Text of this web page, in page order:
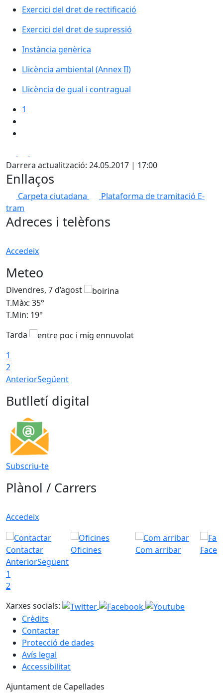
Exercici del dret de rectificació
Exercici del dret de supressió
Instància genèrica
Llicència ambiental (Annex II)
Llicència de gual i contragual
1
Darrera actualització: 24.05.2017 | 17:00
Enllaços
Carpeta ciutadana Plataforma de tramitació E-
tram
Adreces i telèfons
Accedeix
Meteo
Divendres, 7 d’agost
T.Màx: 35°
T.Min: 19°
Tarda
1
2
AnteriorSegüent
Butlletí digital
Subscriu-te
Plànol / Carrers
Accedeix
Contactar Oficines Com arribar
AnteriorSegüent
1
2
Xarxes socials:
Crèdits
Contactar
Protecció de dades
Avís legal
Accessibilitat
Ajuntament de Capellades